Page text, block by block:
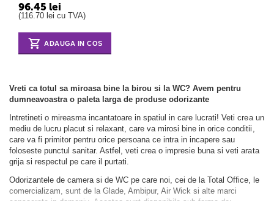
Vreti ca totul sa miroasa bine la birou si la WC? Avem pentru
dumneavoastra o paleta larga de produse odorizante
Intretineti o mireasma incantatoare in spatiul in care lucrati! Veti crea un
mediu de lucru placut si relaxant, care va mirosi bine in orice conditii,
care va fi primitor pentru orice persoana ce intra in incapere sau
foloseste punctul sanitar. Astfel, veti crea o impresie buna si veti arata
grija si respectul pe care il purtati.
Odorizantele de camera si de WC pe care noi, cei de la Total Office, le
comercializam, sunt de la Glade, Ambipur, Air Wick si alte marci
96.45 lei
(116.70 lei cu TVA)
ADAUGA IN COS